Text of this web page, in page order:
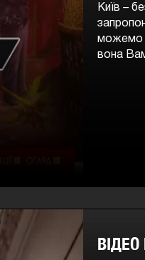
Київ –
можемо
вона